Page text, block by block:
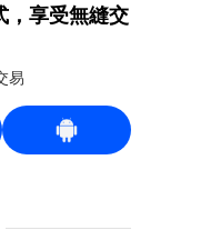
，享受無縫交
易